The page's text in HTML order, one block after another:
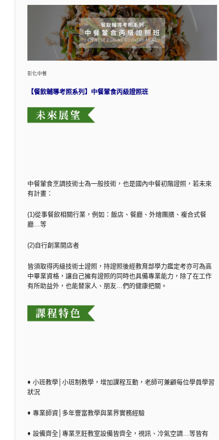
彰化中餐
【餐飲輔導考照系列】中餐葷食丙級證照班
中餐葷食烹調技術士為一般技術，也是國內中餐初階證照，若未來
有計畫：
(1)從事餐飲相關行業，例如：飯店、餐廳、外燴團膳、複合式餐
廳…等
(2)自行創業開店者
皆須取得丙級技術士證照，持證照後經教育部學力鑑定考亦可為高
中畢業資格，讓自己擁有證照的同時也具備專業能力，除了在工作
有所助益外，也能替家人、朋友…們的健康把關。
♦ 小班教學│小班制教學，增加課程互動，老師可兼顧每位學員學習
狀況
♦ 專業師資│多年豐富教學與業界實務經驗
♦ 設備齊全│專業烹飪教室設備皆齊全，視訊、冷氣空調…等皆有